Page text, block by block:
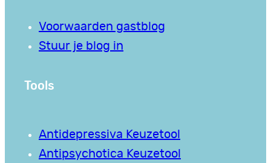
Voorwaarden gastblog
Stuur je blog in
Tools
Antidepressiva Keuzetool
Antipsychotica Keuzetool